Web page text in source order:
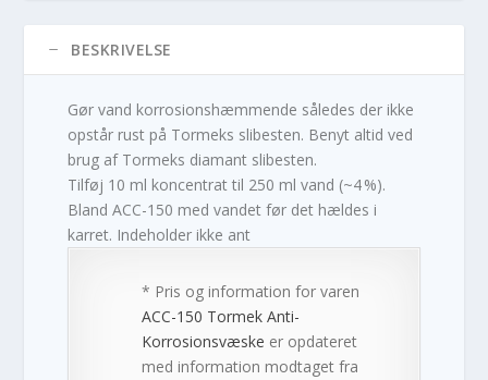
BESKRIVELSE
Gør vand korrosionshæmmende således der ikke
opstår rust på Tormeks slibesten. Benyt altid ved
brug af Tormeks diamant slibesten.
Tilføj 10 ml koncentrat til 250 ml vand (~4 %).
Bland ACC-150 med vandet før det hældes i
karret. Indeholder ikke ant
* Pris og information for varen
ACC-150 Tormek Anti-
Korrosionsvæske er opdateret
med information modtaget fra